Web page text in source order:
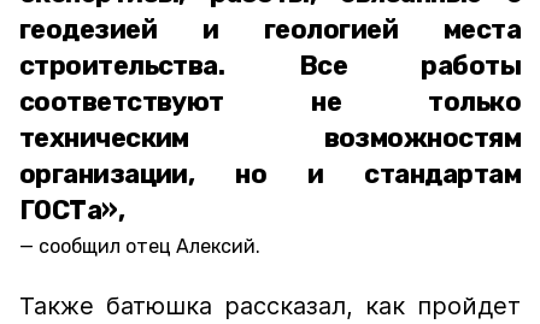
геодезией и геологией места
строительства. Все работы
соответствуют не только
техническим возможностям
организации, но и стандартам
ГОСТа»,
сообщил отец Алексий.
Также батюшка рассказал, как пройдет